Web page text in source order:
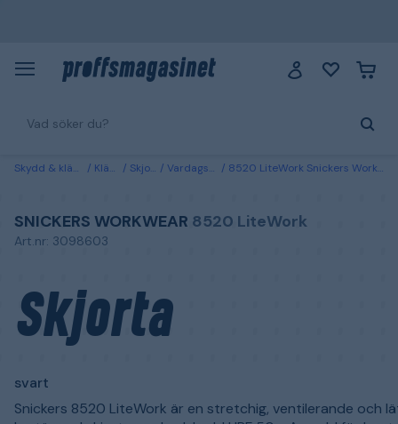
Skydd & kläder Kläder Skjortor Vardagsskjortor 8520 LiteWork Snickers Workwear Skjorta svart Svart
SNICKERS WORKWEAR 8520 LiteWork
Art.nr: 3098603
Skjorta
svart
Snickers 8520 LiteWork är en stretchig, ventilerande och